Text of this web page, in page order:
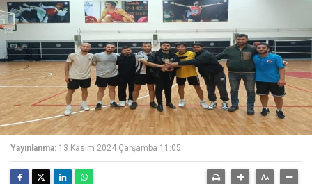
Yayınlanma: 13 Kasım 2024 Çarşamba 11:05